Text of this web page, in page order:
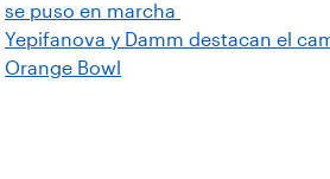
se puso en marcha
Yepifanova y Damm destacan el
Orange Bowl